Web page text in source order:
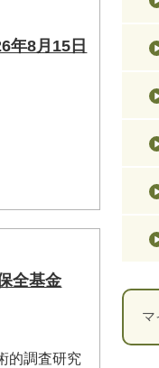
年8月15日
全基金
的調査研究